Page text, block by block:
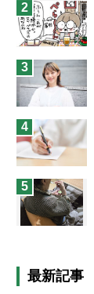
予防法
2
3
4
5
最新記事